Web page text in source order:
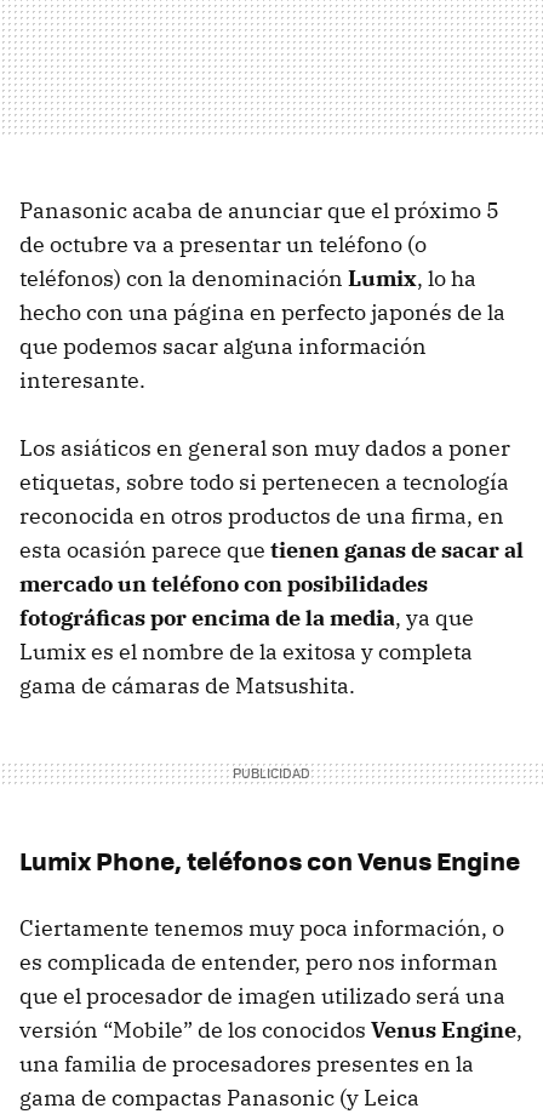
Panasonic acaba de anunciar que el próximo 5
de octubre va a presentar un teléfono (o
teléfonos) con la denominación Lumix, lo ha
hecho con una página en perfecto japonés de la
que podemos sacar alguna información
interesante.
Los asiáticos en general son muy dados a poner
etiquetas, sobre todo si pertenecen a tecnología
reconocida en otros productos de una firma, en
esta ocasión parece que tienen ganas de sacar al
mercado un teléfono con posibilidades
fotográficas por encima de la media, ya que
Lumix es el nombre de la exitosa y completa
gama de cámaras de Matsushita.
Lumix Phone, teléfonos con Venus Engine
Ciertamente tenemos muy poca información, o
es complicada de entender, pero nos informan
que el procesador de imagen utilizado será una
versión “Mobile” de los conocidos Venus Engine,
una familia de procesadores presentes en la
gama de compactas Panasonic (y Leica